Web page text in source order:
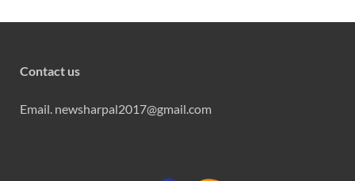
Contact us
Email. newsharpal2017@gmail.com